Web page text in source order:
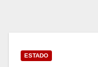
ESTADO